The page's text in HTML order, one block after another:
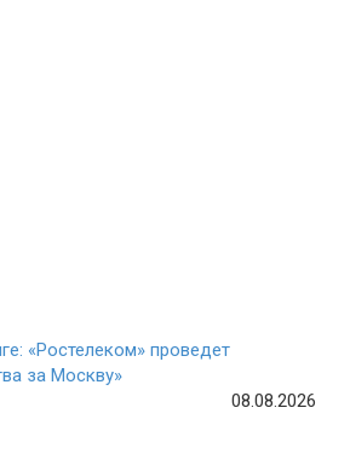
«Ростелеком» проведет
за Москву»
08.08.2026